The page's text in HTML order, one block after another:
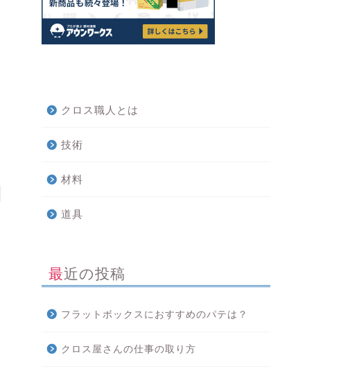
クロス職人とは
技術
材料
道具
最近の投稿
フラットボックスにおすすめのパテは？
クロス屋さんの仕事の取り方